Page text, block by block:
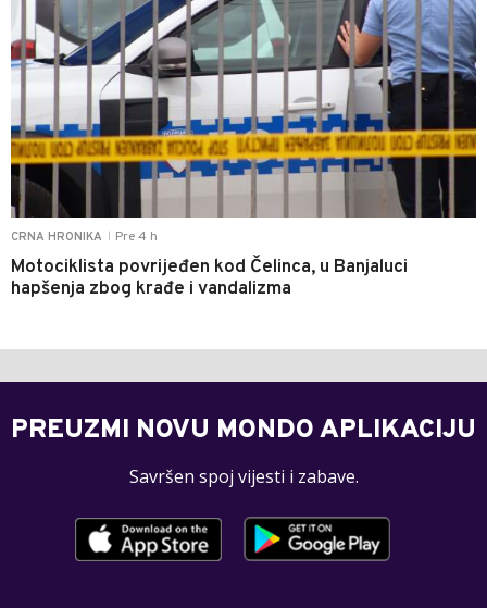
CRNA HRONIKA Pre 4 h
Motociklista povrijeđen kod Čelinca, u Banjaluci
hapšenja zbog krađe i vandalizma
PREUZMI NOVU MONDO APLIKACIJU
Savršen spoj vijesti i zabave.